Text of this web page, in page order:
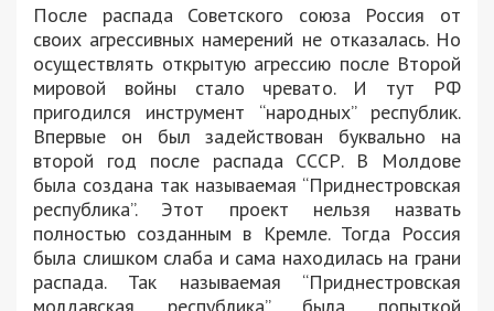
После распада Советского союза Россия от
своих агрессивных намерений не отказалась. Но
осуществлять открытую агрессию после Второй
мировой войны стало чревато. И тут РФ
пригодился инструмент “народных” республик.
Впервые он был задействован буквально на
второй год после распада СССР. В Молдове
была создана так называемая “Приднестровская
республика”. Этот проект нельзя назвать
полностью созданным в Кремле. Тогда Россия
была слишком слаба и сама находилась на грани
распада. Так называемая “Приднестровская
молдавская республика” была попыткой